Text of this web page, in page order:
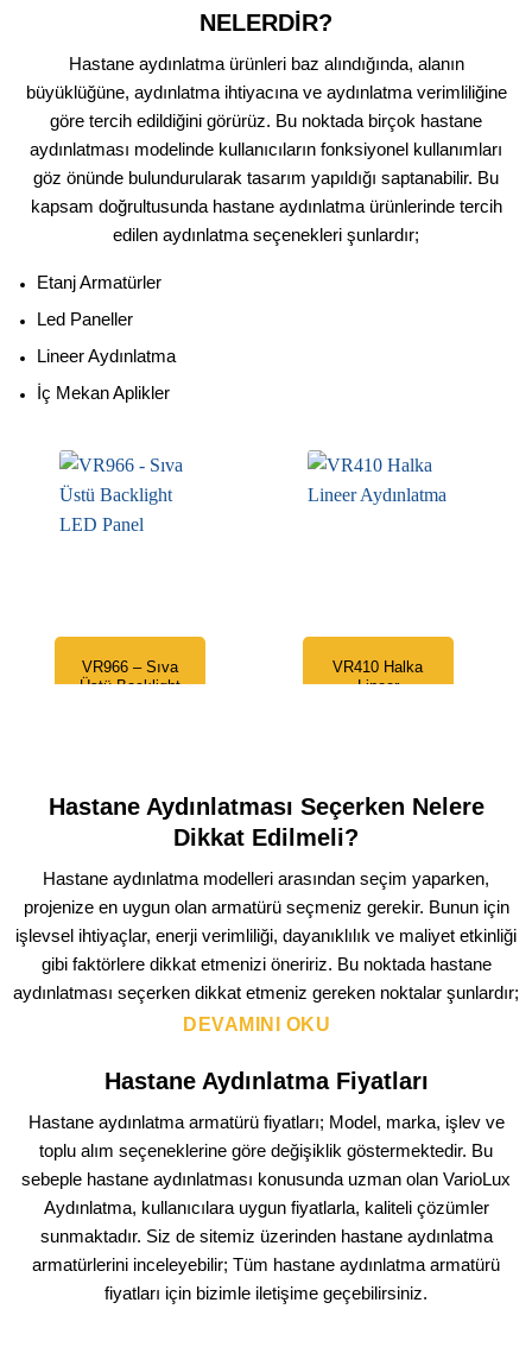
NELERDİR?
Hastane aydınlatma ürünleri baz alındığında, alanın
büyüklüğüne, aydınlatma ihtiyacına ve aydınlatma verimliliğine
göre tercih edildiğini görürüz. Bu noktada birçok hastane
aydınlatması modelinde kullanıcıların fonksiyonel kullanımları
göz önünde bulundurularak tasarım yapıldığı saptanabilir. Bu
kapsam doğrultusunda hastane aydınlatma ürünlerinde tercih
edilen aydınlatma seçenekleri şunlardır;
Etanj Armatürler
Led Paneller
Lineer Aydınlatma
İç Mekan Aplikler
VR966 – Sıva
Üstü Backlight
VR410 Halka
Lineer
Hastane Aydınlatması Seçerken Nelere
Dikkat Edilmeli?
Hastane aydınlatma modelleri arasından seçim yaparken,
projenize en uygun olan armatürü seçmeniz gerekir. Bunun için
işlevsel ihtiyaçlar, enerji verimliliği, dayanıklılık ve maliyet etkinliği
gibi faktörlere dikkat etmenizi öneririz. Bu noktada hastane
aydınlatması seçerken dikkat etmeniz gereken noktalar şunlardır;
DEVAMINI OKU
Hastane Aydınlatma Fiyatları
Hastane aydınlatma armatürü fiyatları; Model, marka, işlev ve
toplu alım seçeneklerine göre değişiklik göstermektedir. Bu
sebeple hastane aydınlatması konusunda uzman olan VarioLux
Aydınlatma, kullanıcılara uygun fiyatlarla, kaliteli çözümler
sunmaktadır. Siz de sitemiz üzerinden hastane aydınlatma
armatürlerini inceleyebilir; Tüm hastane aydınlatma armatürü
fiyatları için bizimle iletişime geçebilirsiniz.